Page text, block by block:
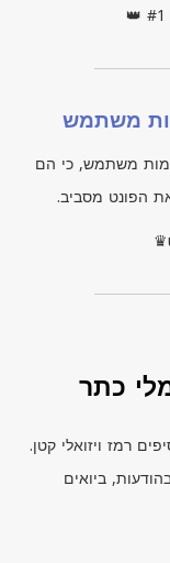
👑
משתמש
משתמש, כי הם
הפונט מסביב.
כתר
רמז ויזואלי קטן.
ביואים